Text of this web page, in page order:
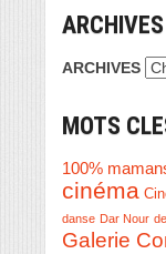
ARCHIVES
ARCHIVES
MOTS
100%
cinéma
danse Dar Nour
Galerie